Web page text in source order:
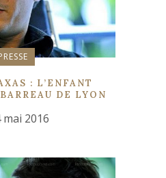
: L’ENFANT
DE LYON
mai 2016